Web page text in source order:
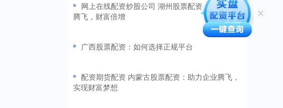
​网上在线配资炒股公司 湖州股票配资：助您投资
腾飞，财富倍增
​广西股票配资：如何选择正规平台
​配资期货配资 内蒙古股票配资：助力企业腾飞，
实现财富梦想